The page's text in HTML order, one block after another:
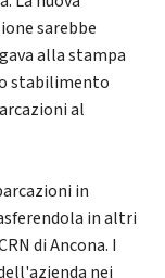
sarebbe
alla stampa
stabilimento
al
in
in altri
di Ancona. I
nei